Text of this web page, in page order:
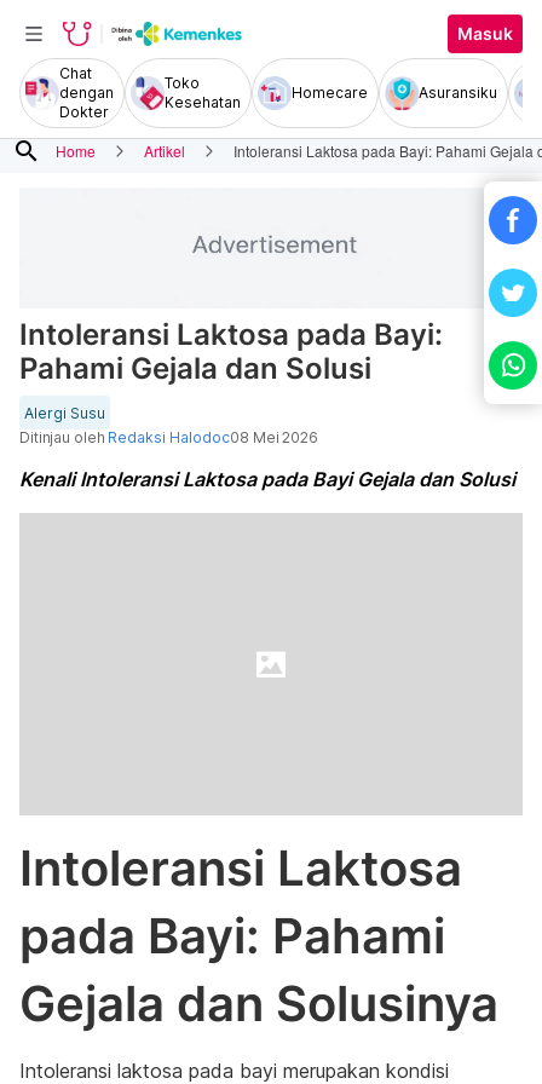
Masuk
Chat
dengan
Dokter
Toko
Kesehatan
Homecare Asuransiku
search Home Artikel Intoleransi Laktosa pada Bayi: Pahami Gejala
Intoleransi Laktosa pada Bayi:
Pahami Gejala dan Solusi
Alergi Susu
Ditinjau oleh Redaksi Halodoc08 Mei 2026
Kenali Intoleransi Laktosa pada Bayi Gejala dan Solusi
Intoleransi Laktosa
pada Bayi: Pahami
Gejala dan Solusinya
Intoleransi laktosa pada bayi merupakan kondisi